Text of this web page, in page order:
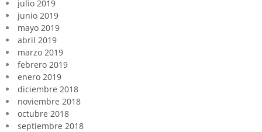
julio 2019
junio 2019
mayo 2019
abril 2019
marzo 2019
febrero 2019
enero 2019
diciembre 2018
noviembre 2018
octubre 2018
septiembre 2018